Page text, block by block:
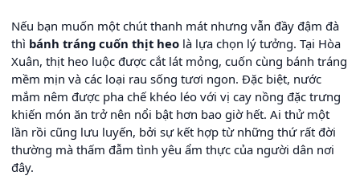
Nếu bạn muốn một chút thanh mát nhưng vẫn đầy đậm đà
thì bánh tráng cuốn thịt heo là lựa chọn lý tưởng. Tại Hòa
Xuân, thịt heo luộc được cắt lát mỏng, cuốn cùng bánh tráng
mềm mịn và các loại rau sống tươi ngon. Đặc biệt, nước
mắm nêm được pha chế khéo léo với vị cay nồng đặc trưng
khiến món ăn trở nên nổi bật hơn bao giờ hết. Ai thử một
lần rồi cũng lưu luyến, bởi sự kết hợp từ những thứ rất đời
thường mà thấm đẫm tình yêu ẩm thực của người dân nơi
đây.